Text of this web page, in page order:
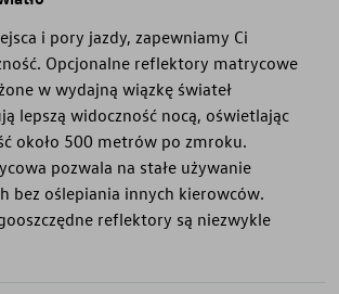
i pory jazdy, zapewniamy Ci
Opcjonalne reflektory matrycowe
w wydajną wiązkę świateł
lepszą widoczność nocą, oświetlając
około 500 metrów po zmroku.
pozwala na stałe używanie
bez oślepiania innych kierowców.
reflektory są niezwykle